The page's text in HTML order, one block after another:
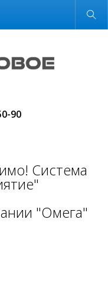
Обычная версия
90
Система
"Омега"